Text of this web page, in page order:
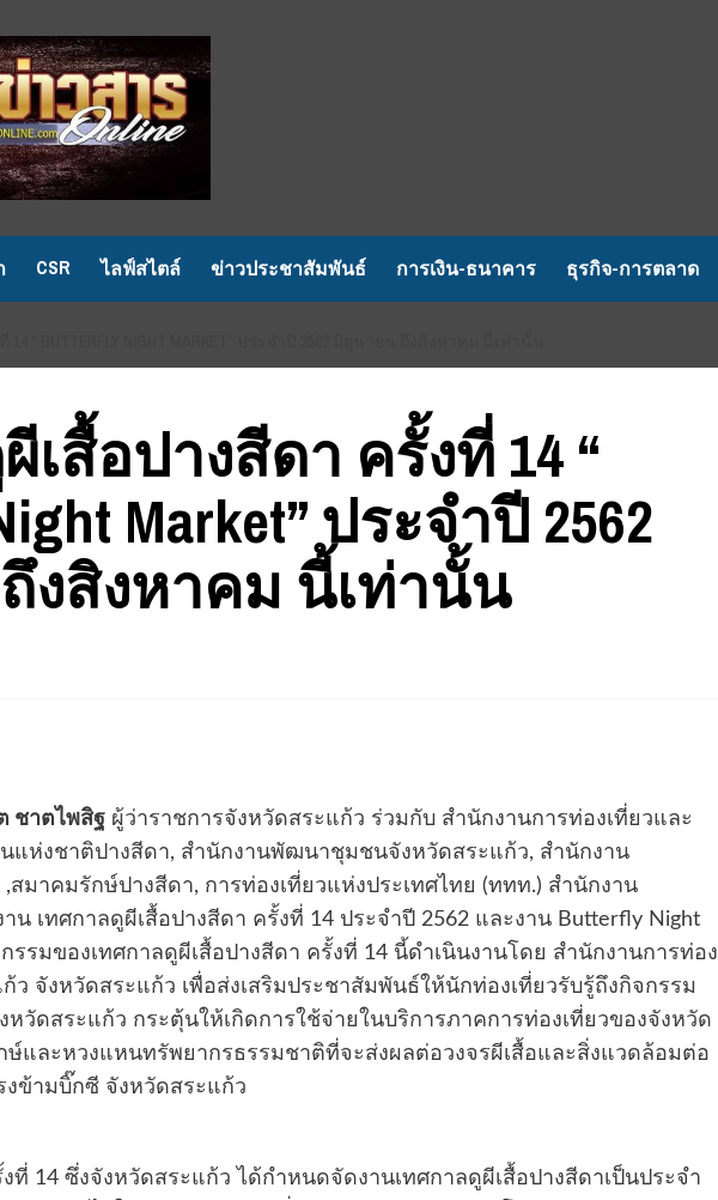
CSR ไลฟ์สไตล์ ข่าวประชาสัมพันธ์ การเงิน-ธนาคาร ธุรกิจ-การตลาด
เสื้อปางสีดา ครั้งที่ 14 “
Market” ประจำปี 2562
งสิงหาคม นี้เท่านั้น
ชาตไพสิฐ ผู้ว่าราชการจังหวัดสระแก้ว ร่วมกับ สำนักงานการท่องเที่ยวและ
แห่งชาติปางสีดา, สำนักงานพัฒนาชุมชนจังหวัดสระแก้ว, สำนักงาน
มาคมรักษ์ปางสีดา, การท่องเที่ยวแห่งประเทศไทย (ททท.) สำนักงาน
น เทศกาลดูผีเสื้อปางสีดา ครั้งที่ 14 ประจำปี 2562 และงาน Butterfly Night
รรมของเทศกาลดูผีเสื้อปางสีดา ครั้งที่ 14 นี้ดำเนินงานโดย สำนักงานการท่อง
ว จังหวัดสระแก้ว เพื่อส่งเสริมประชาสัมพันธ์ให้นักท่องเที่ยวรับรู้ถึงกิจกรรม
หวัดสระแก้ว กระตุ้นให้เกิดการใช้จ่ายในบริการภาคการท่องเที่ยวของจังหวัด
ษ์และหวงแหนทรัพยากรธรรมชาติที่จะส่งผลต่อวงจรผีเสื้อและสิ่งแวดล้อมต่อ
งข้ามบิ๊กซี จังหวัดสระแก้ว
ที่ 14 ซึ่งจังหวัดสระแก้ว ได้กำหนดจัดงานเทศกาลดูผีเสื้อปางสีดาเป็นประจำ